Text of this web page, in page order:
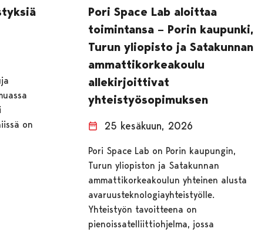
on
Pori Space Lab aloittaa
toimintansa – Porin kaupunki,
Turun yliopisto ja Satakunnan
ammattikorkeakoulu
allekirjoittivat
yhteistyösopimuksen
25 kesäkuun, 2026
Pori Space Lab on Porin kaupungin,
Turun yliopiston ja Satakunnan
ammattikorkeakoulun yhteinen alusta
avaruusteknologiayhteistyölle.
Yhteistyön tavoitteena on
pienoissatelliittiohjelma, jossa